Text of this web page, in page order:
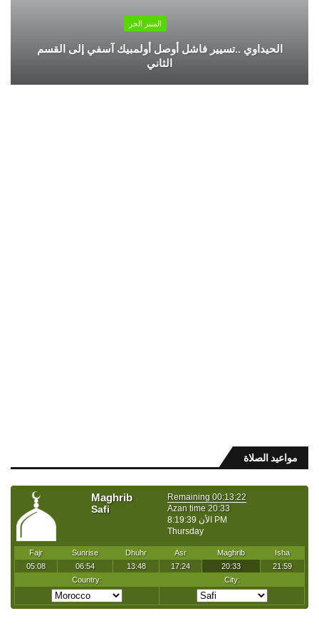
المنبر الحر
الحيداوي ..تسيير فاشل أوصل أولمبيك آسفي إلى القسم
الثاني
مواعيد الصلاة